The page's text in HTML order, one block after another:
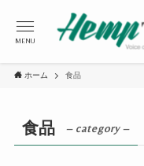
MENU
ホーム 食品
食品 – category –